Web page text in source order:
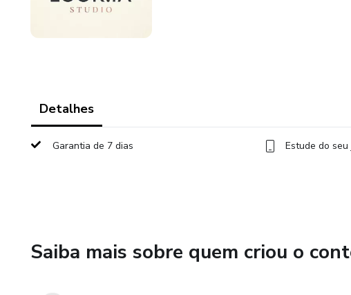
Detalhes
Garantia de 7 dias Estude do
Saiba mais sobre quem criou o